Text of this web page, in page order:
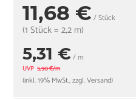
11,68 € / Stück
(1 Stück = 2,2 m)
5,31 €/ m
UVP 5,90 €/m
(inkl. 19% MwSt., zzgl. Versand)